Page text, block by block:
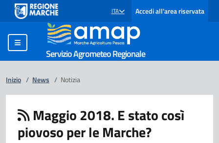
SELEZIONE LINGUA: LINGUA SELEZIONATA
ITA Accedi all'area riservata
Servizio Agrometeo Regionale
Inizio / News / Notizia
Maggio 2018. E stato così
piovoso per le Marche?